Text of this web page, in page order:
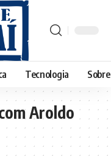
Tecnologia
Aroldo